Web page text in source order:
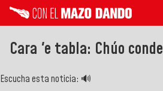
Cara 'e tabla: Chúo
Escucha esta noticia: 🔊